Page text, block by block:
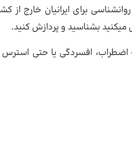
برای ایرانیان خارج
میکنید بشناسید و پردازش کنید.
اضطراب، افسردگی یا حتی استرس